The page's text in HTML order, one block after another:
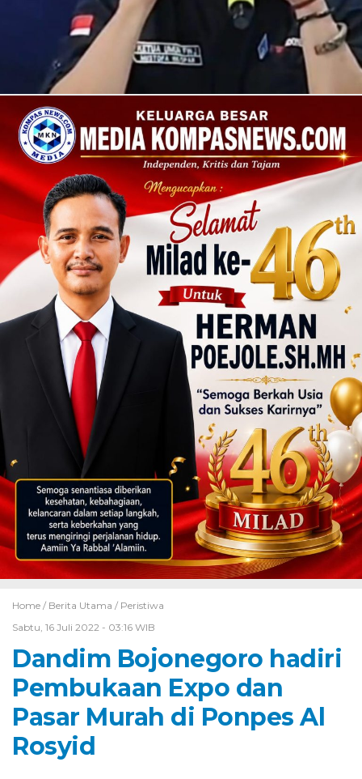
Home / Berita Utama / Peristiwa
Sabtu, 16 Juli 2022 - 03:16 WIB
Dandim Bojonegoro hadiri
Pembukaan Expo dan
Pasar Murah di Ponpes Al
Rosyid